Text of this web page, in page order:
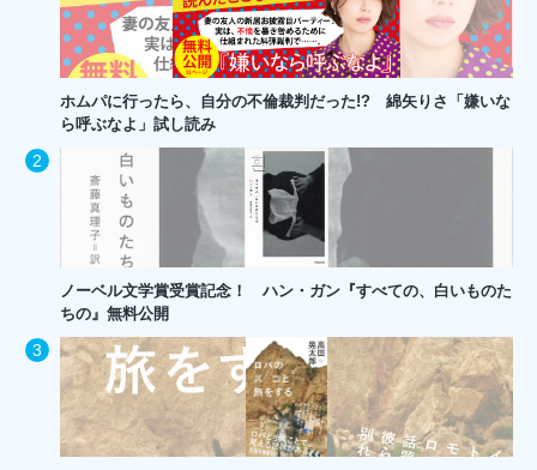
ホムパに行ったら、自分の不倫裁判だった!? 綿矢りさ「嫌いな
ら呼ぶなよ」試し読み
ノーベル文学賞受賞記念！ ハン・ガン『すべての、白いものた
ちの』無料公開